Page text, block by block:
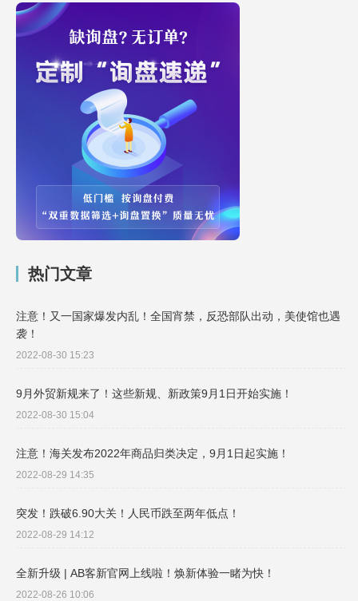
热门文章
注意！又一国家爆发内乱！全国宵禁，反恐部队出动，美使馆也遇
袭！
2022-08-30 15:23
9月外贸新规来了！这些新规、新政策9月1日开始实施！
2022-08-30 15:04
注意！海关发布2022年商品归类决定，9月1日起实施！
2022-08-29 14:35
突发！跌破6.90大关！人民币跌至两年低点！
2022-08-29 14:12
全新升级 | AB客新官网上线啦！焕新体验一睹为快！
2022-08-26 10:06